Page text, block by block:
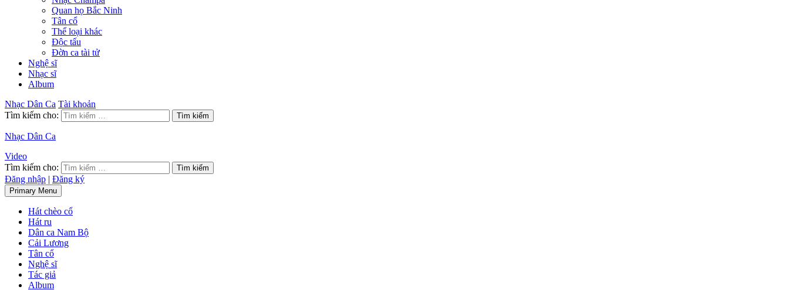
Quan họ Bắc Ninh
Tân cổ
Thể loại khác
Độc tấu
Đờn ca tài tử
Nghệ sĩ
Nhạc sĩ
Album
Nhạc Dân Ca Tài khoản
Tìm kiếm cho:
Nhạc Dân Ca
Video
Tìm kiếm cho:
Đăng nhập | Đăng ký
Primary Menu
Hát chèo cổ
Hát ru
Dân ca Nam Bộ
Cải Lương
Tân cổ
Nghệ sĩ
Tác giả
Album